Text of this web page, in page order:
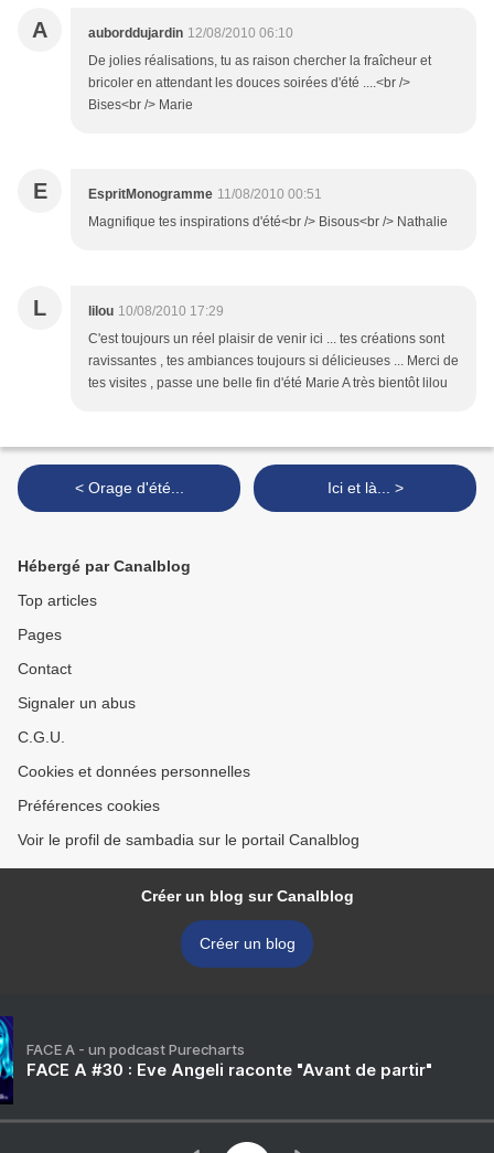
A auborddujardin 12/08/2010 06:10
De jolies réalisations, tu as raison chercher la fraîcheur et
bricoler en attendant les douces soirées d'été ....<br />
Bises<br /> Marie
E EspritMonogramme 11/08/2010 00:51
Magnifique tes inspirations d'été<br /> Bisous<br /> Nathalie
L lilou 10/08/2010 17:29
C'est toujours un réel plaisir de venir ici ... tes créations sont
ravissantes , tes ambiances toujours si délicieuses ... Merci de
tes visites , passe une belle fin d'été Marie A très bientôt lilou
< Orage d'été... Ici et là... >
Hébergé par Canalblog
Top articles
Pages
Contact
Signaler un abus
C.G.U.
Cookies et données personnelles
Préférences cookies
Voir le profil de sambadia sur le portail Canalblog
Créer un blog sur Canalblog
Créer un blog
FACE A - un podcast Purecharts
FACE A #30 : Eve Angeli raconte "Avant de partir"